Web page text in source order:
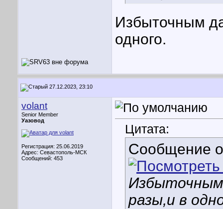
Избыточным
одного.
27.12.2023, 23:10
volant
Senior Member
Уазовод
Регистрация: 25.06.2019
Адрес: Севастополь-МСК
Сообщений: 453
Цитата:
Сообщение
разы,и в